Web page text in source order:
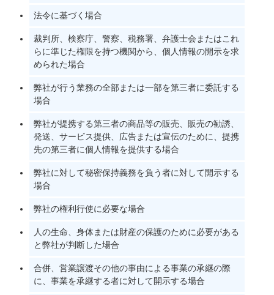
法令に基づく場合
裁判所、検察庁、警察、税務署、弁護士会またはこれ
らに準じた権限を持つ機関から、個人情報の開示を求
められた場合
弊社が行う業務の全部または一部を第三者に委託する
場合
弊社が提携する第三者の商品等の販売、販売の勧誘、
発送、サービス提供、広告または宣伝のために、提携
先の第三者に個人情報を提供する場合
弊社に対して秘密保持義務を負う者に対して開示する
場合
弊社の権利行使に必要な場合
人の生命、身体または財産の保護のために必要がある
と弊社が判断した場合
合併、営業譲渡その他の事由による事業の承継の際
に、事業を承継する者に対して開示する場合